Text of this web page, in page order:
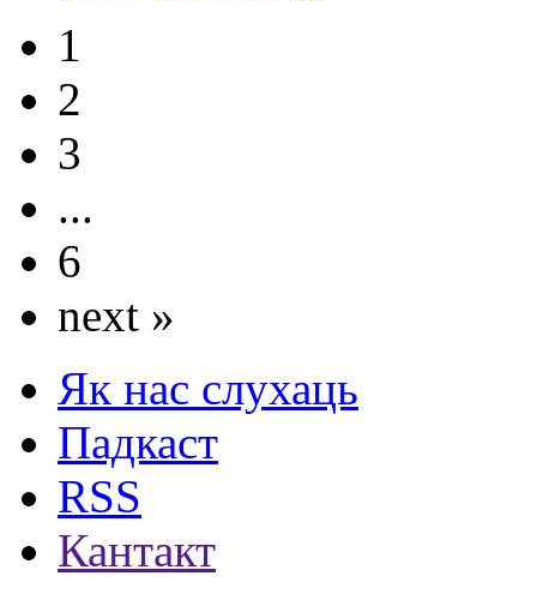
1
2
3
...
6
next »
Як нас слухаць
Падкаст
RSS
Кантакт